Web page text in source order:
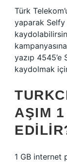
Türk
yaparak
yazıp
kaydolmak
AŞIM
1 GB internet